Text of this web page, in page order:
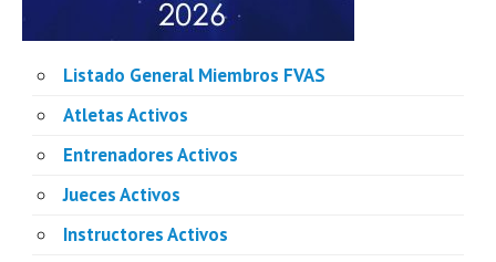
Listado General Miembros FVAS
Atletas Activos
Entrenadores Activos
Jueces Activos
Instructores Activos